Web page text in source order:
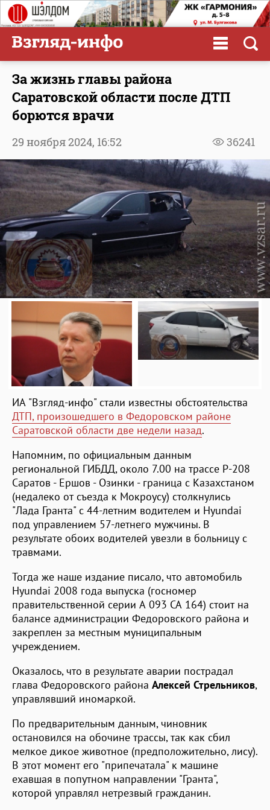
За жизнь главы района
Саратовской области после ДТП
борются врачи
36241
29 ноября 2024, 16:52
ИА "Взгляд-инфо" стали известны обстоятельства
ДТП, произошедшего в Федоровском районе
Саратовской области две недели назад.
Напомним, по официальным данным
региональной ГИБДД, около 7.00 на трассе Р-208
Саратов - Ершов - Озинки - граница с Казахстаном
(недалеко от съезда к Мокроусу) столкнулись
"Лада Гранта" с 44-летним водителем и Hyundai
под управлением 57-летнего мужчины. В
результате обоих водителей увезли в больницу с
травмами.
Тогда же наше издание писало, что автомобиль
Hyundai 2008 года выпуска (госномер
правительственной серии А 093 СА 164) стоит на
балансе администрации Федоровского района и
закреплен за местным муниципальным
учреждением.
Оказалось, что в результате аварии пострадал
глава Федоровского района Алексей Стрельников,
управлявший иномаркой.
По предварительным данным, чиновник
остановился на обочине трассы, так как сбил
мелкое дикое животное (предположительно, лису).
В этот момент его "припечатала" к машине
ехавшая в попутном направлении "Гранта",
которой управлял нетрезвый гражданин.